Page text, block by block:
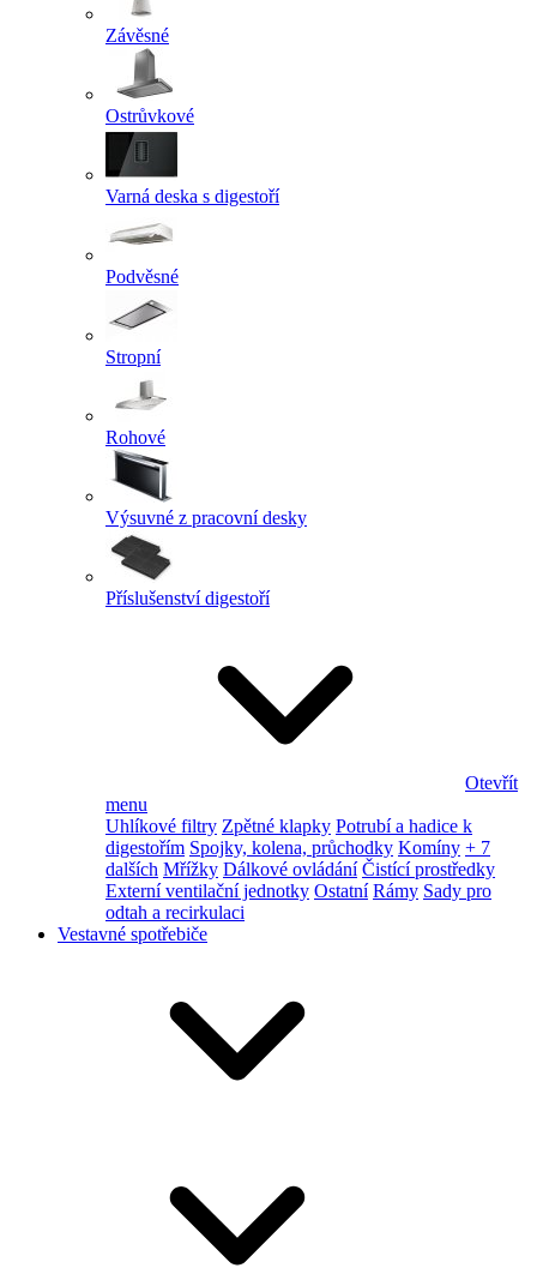
Závěsné
Ostrůvkové
Varná deska s digestoří
Podvěsné
Stropní
Rohové
Výsuvné z pracovní desky
Příslušenství digestoří
Otevřít
menu
Uhlíkové filtry Zpětné klapky Potrubí a hadice k
digestořím Spojky, kolena, průchodky Komíny + 7
dalších Mřížky Dálkové ovládání Čistící prostředky
Externí ventilační jednotky Ostatní Rámy Sady pro
odtah a recirkulaci
Vestavné spotřebiče